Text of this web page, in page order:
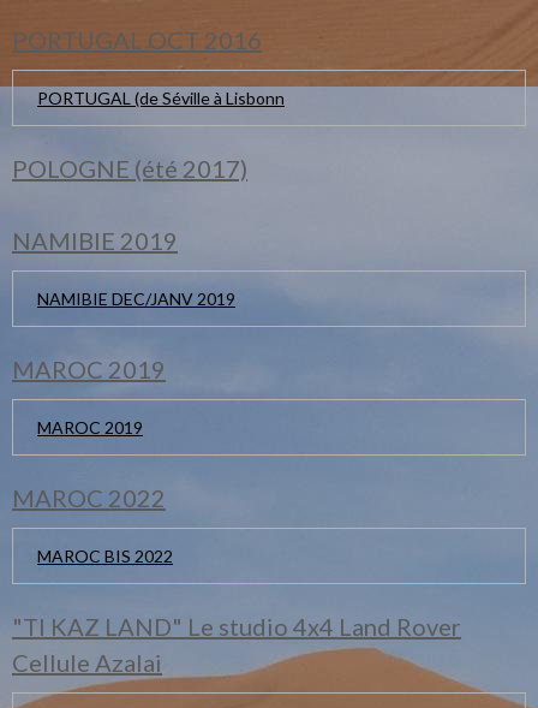
PORTUGAL OCT 2016
PORTUGAL (de Séville à Lisbonn
POLOGNE (été 2017)
NAMIBIE 2019
NAMIBIE DEC/JANV 2019
MAROC 2019
MAROC 2019
MAROC 2022
MAROC BIS 2022
"TI KAZ LAND" Le studio 4x4 Land Rover
Cellule Azalai